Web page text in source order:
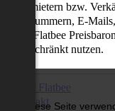
Diese Seite
Vermietern bzw.
E-
den Flatbee
nutzen.
Über Flatbee
Kontakt